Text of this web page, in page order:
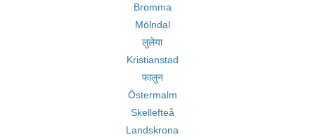
Bromma
Mölndal
लुलेया
Kristianstad
फालुन
Östermalm
Skellefteå
Landskrona